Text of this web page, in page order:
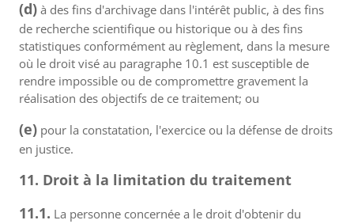
(d) à des fins d'archivage dans l'intérêt public, à des fins
de recherche scientifique ou historique ou à des fins
statistiques conformément au règlement, dans la mesure
où le droit visé au paragraphe 10.1 est susceptible de
rendre impossible ou de compromettre gravement la
réalisation des objectifs de ce traitement; ou
(e) pour la constatation, l'exercice ou la défense de droits
en justice.
11. Droit à la limitation du traitement
11.1. La personne concernée a le droit d'obtenir du